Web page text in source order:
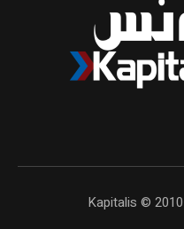
Kapitalis ©